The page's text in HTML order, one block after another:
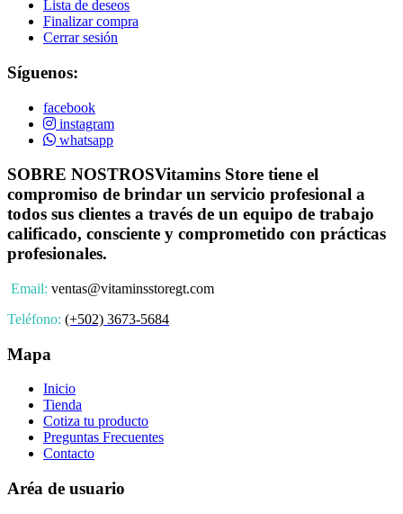
Lista de deseos
Finalizar compra
Cerrar sesión
Síguenos:
facebook
instagram
whatsapp
SOBRE NOSTROSVitamins Store tiene el
compromiso de brindar un servicio profesional a
todos sus clientes a través de un equipo de trabajo
calificado, consciente y comprometido con prácticas
profesionales.
Email: ventas@vitaminsstoregt.com
Teléfono: (+502) 3673-5684
Mapa
Inicio
Tienda
Cotiza tu producto
Preguntas Frecuentes
Contacto
Aréa de usuario